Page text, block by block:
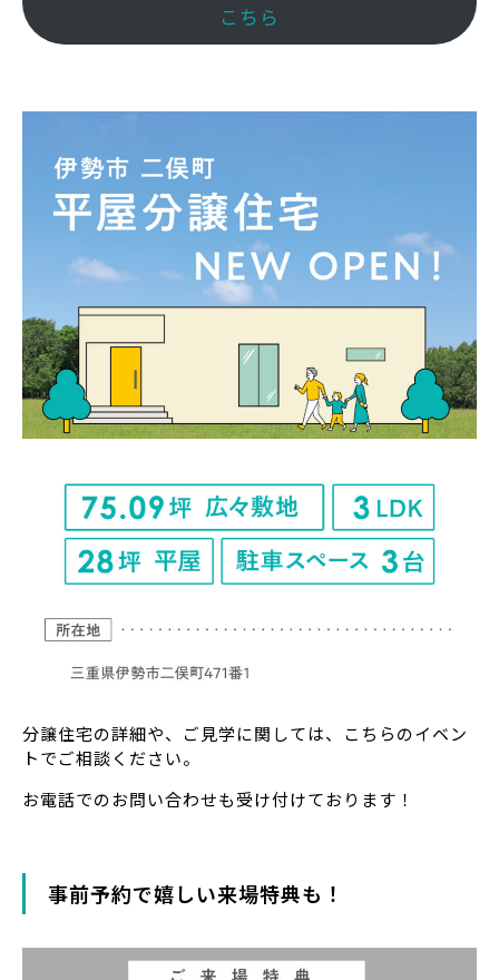
こちら
分譲住宅の詳細や、ご見学に関しては、こちらのイベン
トでご相談ください。
お電話でのお問い合わせも受け付けております！
事前予約で嬉しい来場特典も！